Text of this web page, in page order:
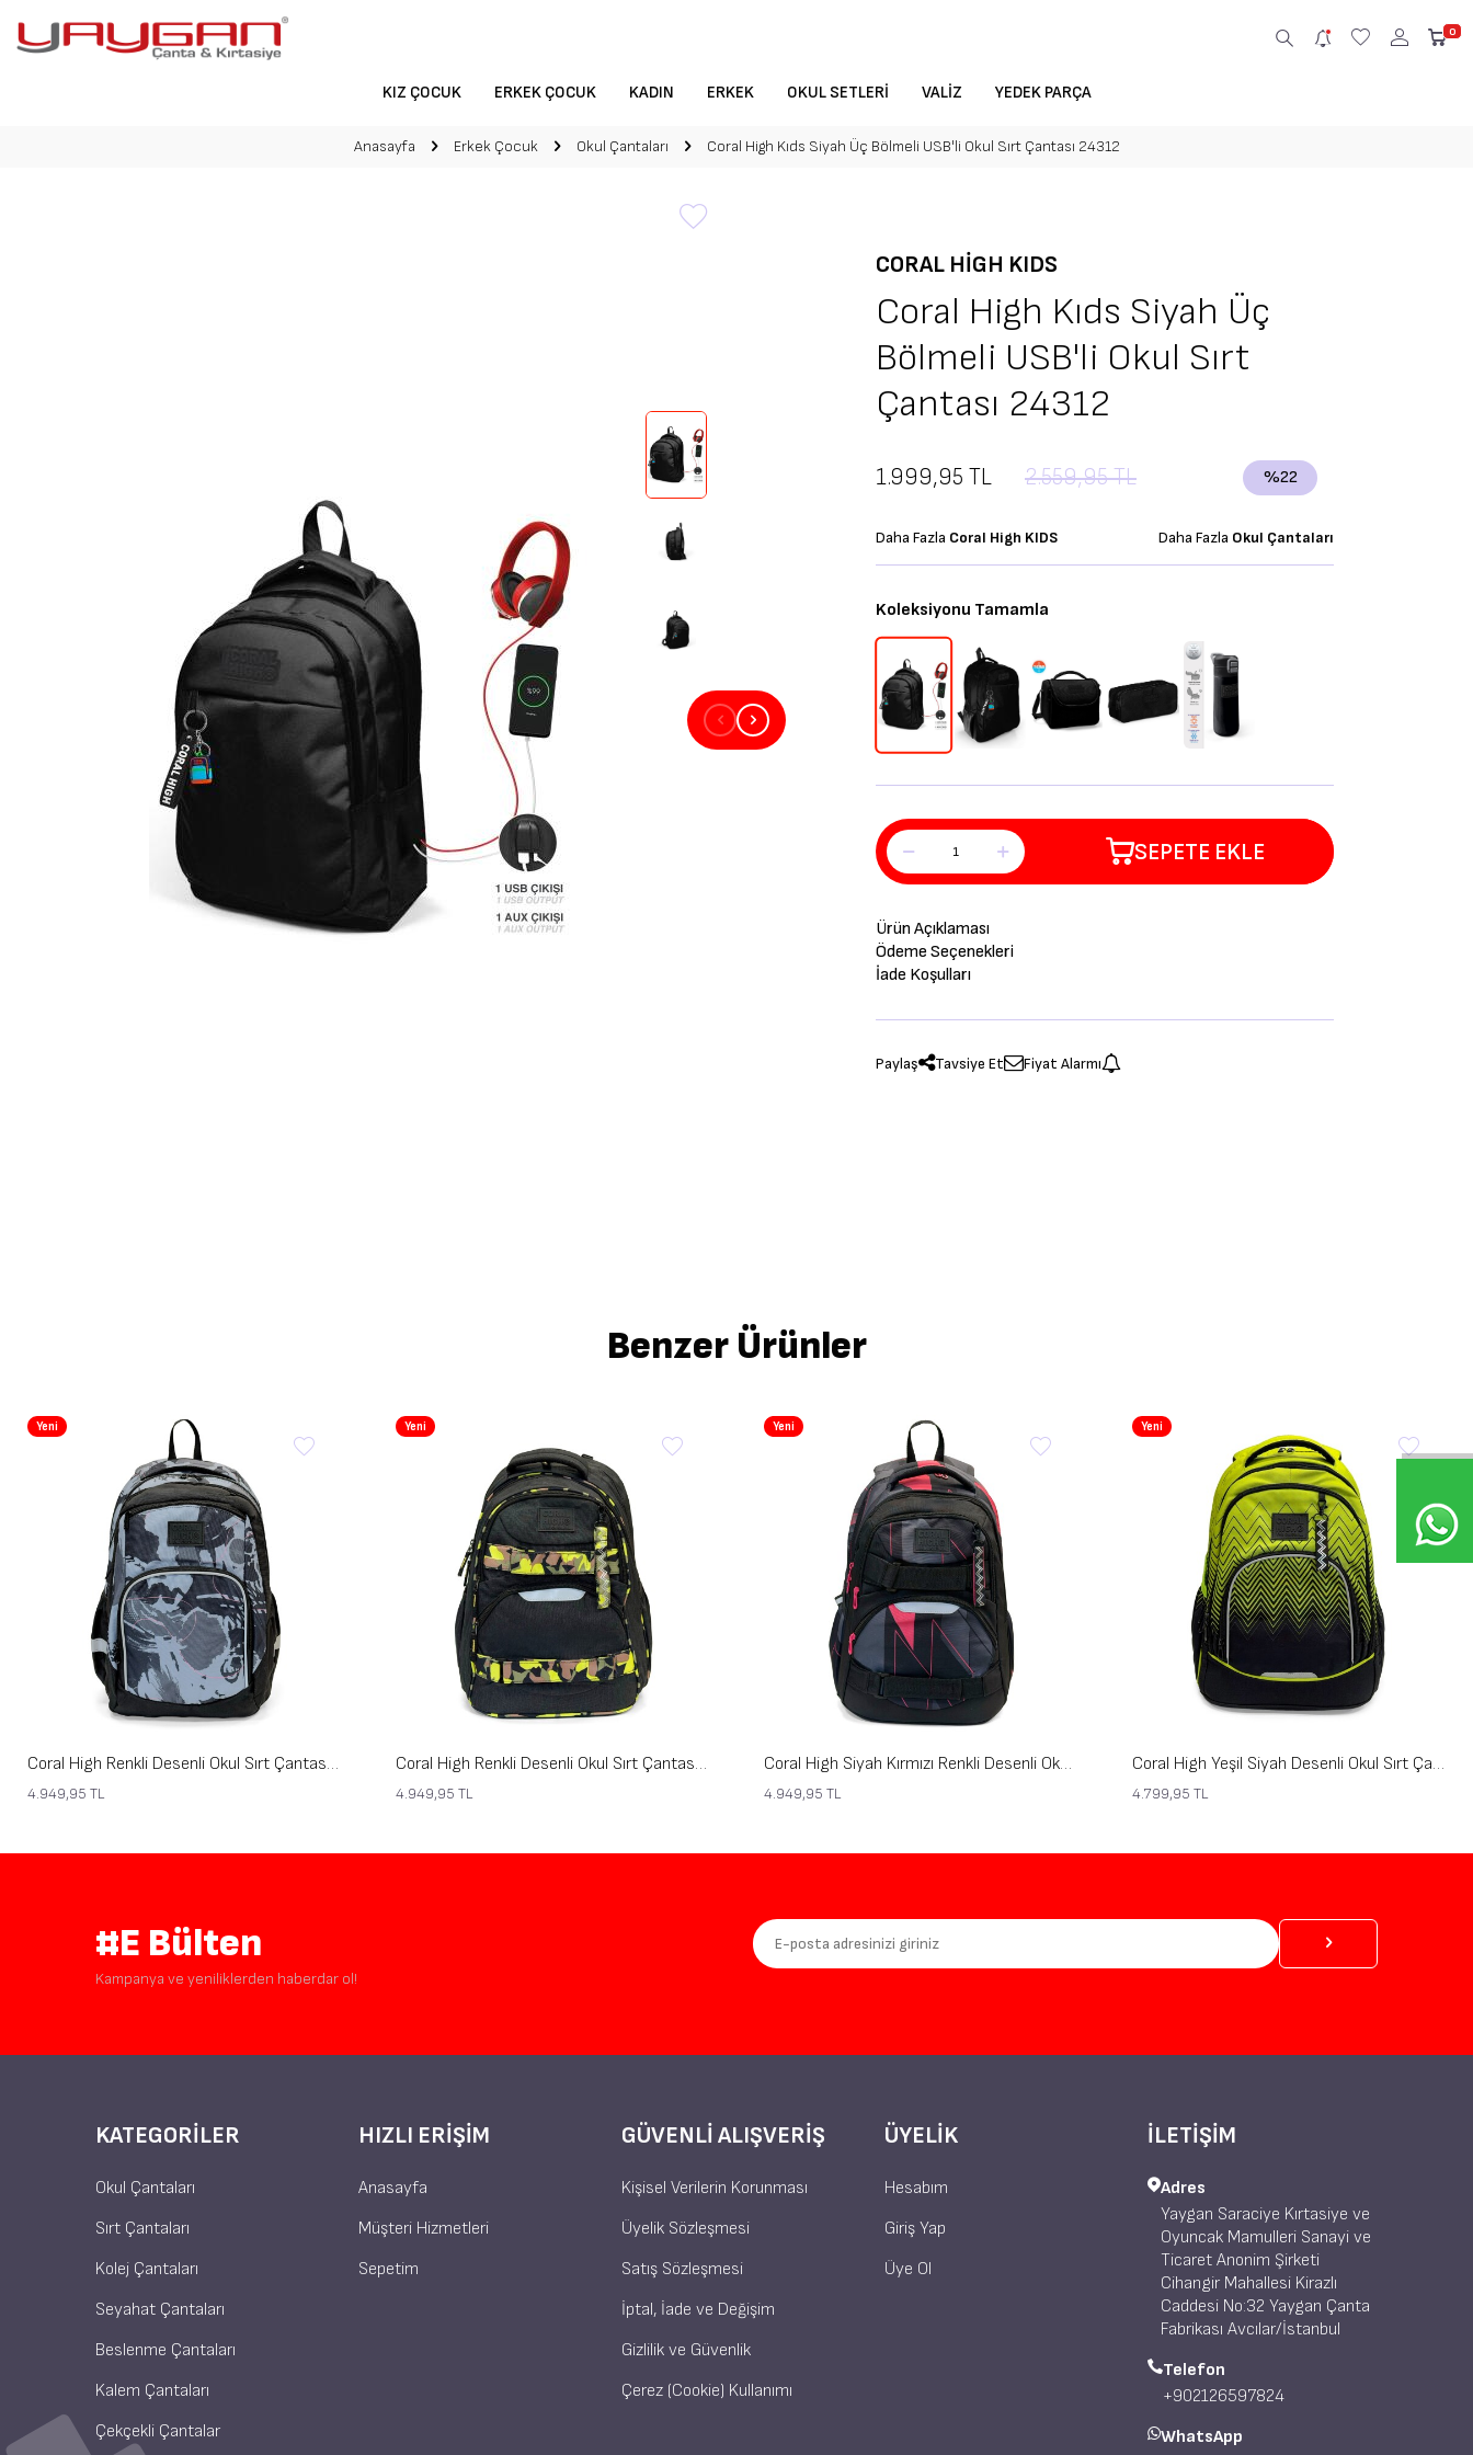
0
KIZ ÇOCUK ERKEK ÇOCUK KADIN ERKEK OKUL SETLERI VALIZ YEDEK PARÇA
Anasayfa Erkek Çocuk Okul Çantaları Coral High Kıds Siyah Üç Bölmeli USB'li Okul Sırt Çantası 24312
CORAL HIGH KIDS
Coral High Kıds Siyah Üç
Bölmeli USB'li Okul Sırt
Çantası 24312
1.999,95 TL 2.559,95TL %22
Daha Fazla Coral High KIDS Daha Fazla Okul Çantaları
Koleksiyonu Tamamla
SEPETE EKLE
Ürün Açıklaması
Ödeme Seçenekleri
İade Koşulları
Paylaş Tavsiye Et Fiyat Alarmı
Benzer Ürünler
Yeni
Coral High Renkli Desenli Okul Sırt Çantası 24449
4.949,95 TL
Yeni
Coral High Renkli Desenli Okul Sırt Çantası 24448
4.949,95 TL
Yeni
Coral High Siyah Kırmızı Renkli Desenli Okul Sırt Çantası 24441
4.949,95 TL
Yeni
Coral High Yeşil Siyah Desenli Okul Sırt Çantası 24460
4.799,95 TL
#E Bülten
Kampanya ve yeniliklerden haberdar ol!
KATEGORILER
Okul Çantaları
Sırt Çantaları
Kolej Çantaları
Seyahat Çantaları
Beslenme Çantaları
Kalem Çantaları
Çekçekli Çantalar
HIZLI ERIŞIM
Anasayfa
Müşteri Hizmetleri
Sepetim
GÜVENLI ALIŞVERIŞ
Kişisel Verilerin Korunması
Üyelik Sözleşmesi
Satış Sözleşmesi
İptal, İade ve Değişim
Gizlilik ve Güvenlik
Çerez (Cookie) Kullanımı
ÜYELIK
Hesabım
Giriş Yap
Üye Ol
İLETİŞİM
Adres
Yaygan Saraciye Kırtasiye ve
Oyuncak Mamulleri Sanayi ve
Ticaret Anonim Şirketi
Cihangir Mahallesi Kirazlı
Caddesi No:32 Yaygan Çanta
Fabrikası Avcılar/İstanbul
Telefon
+902126597824
WhatsApp